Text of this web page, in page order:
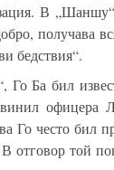
В
получава
бедствия“.
Го Ба бил
Го често бил
В отговор той